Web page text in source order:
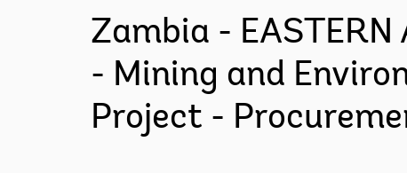
Zambia -
- Mining and
Project -